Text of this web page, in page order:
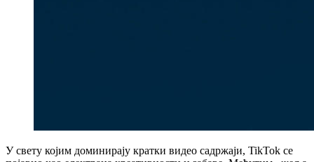
У свету којим доминирају кратки видео садржаји, TikTok се